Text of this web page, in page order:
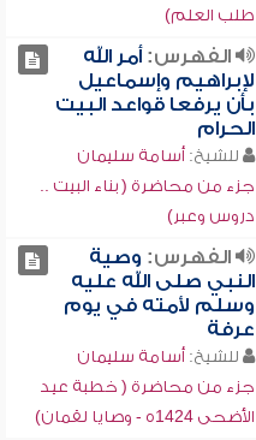
طلب العلم)
الفهرس:أمر الله
لإبراهيم وإسماعيل
بأن يرفعا قواعد البيت
الحرام
للشيخ: أسامة سليمان
جزء من محاضرة ( بناء البيت ..
دروس وعبر)
الفهرس: وصية
النبي صلى الله عليه
وسلم لأمته في يوم
عرفة
للشيخ: أسامة سليمان
جزء من محاضرة ( خطبة عيد
الأضحى 1424ه - وصايا لقمان)